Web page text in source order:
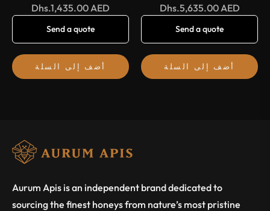
السعر
Dhs.1,435.00 AED
Send a quote
أضف إلى السلة
السعر
Dhs.5,635.00 AED
Send a quote
أضف إلى السلة
Aurum Apis is an independent brand dedicated to
sourcing the finest honeys from nature’s most pristine